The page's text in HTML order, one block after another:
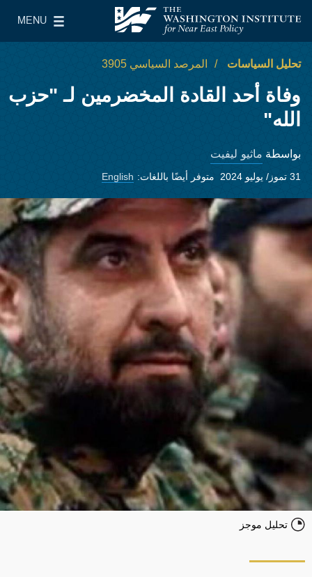
معهد واشنطن لسياسات الشرق الأدنى
MENU
Main Menu
تحليل السياسات المرصد السياسي 3905
وفاة أحد القادة المخضرمين لـ "حزب
الله"
بواسطة ماثيو ليفيت
31 تموز/ يوليو 2024 متوفر أيضًا باللغات: English
تحليل موجز